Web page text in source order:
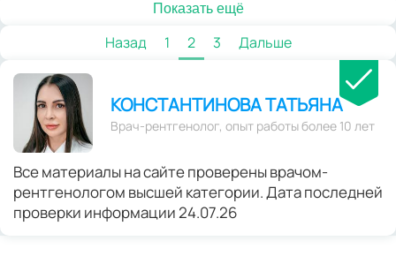
Показать ещё
Назад 1 2 3 Дальше
КОНСТАНТИНОВА ТАТЬЯНА
Врач-рентгенолог, опыт работы более 10 лет
Все материалы на сайте проверены врачом-
рентгенологом высшей категории. Дата последней
проверки информации 24.07.26